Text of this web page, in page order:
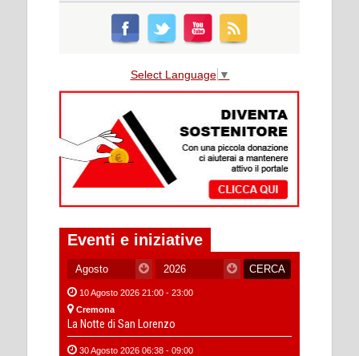
Select Language ▼
Eventi e iniziative
10 Agosto 2026 21:00 - 23:00
Cremona
La Notte di San Lorenzo
30 Agosto 2026 06:38 - 09:00